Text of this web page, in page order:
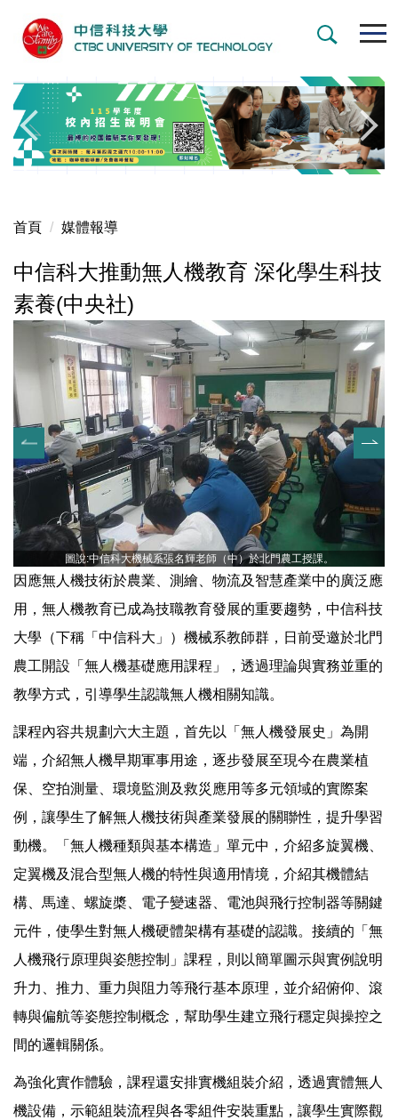
內
容
區
首頁 媒體報導
中信科大推動無人機教育 深化學生科技
素養(中央社)
圖說:中信科大機械系張名輝老師（中）於北門農工授課。
因應無人機技術於農業、測繪、物流及智慧產業中的廣泛應
用，無人機教育已成為技職教育發展的重要趨勢，中信科技
大學（下稱「中信科大」）機械系教師群，日前受邀於北門
農工開設「無人機基礎應用課程」，透過理論與實務並重的
教學方式，引導學生認識無人機相關知識。
課程內容共規劃六大主題，首先以「無人機發展史」為開
端，介紹無人機早期軍事用途，逐步發展至現今在農業植
保、空拍測量、環境監測及救災應用等多元領域的實際案
例，讓學生了解無人機技術與產業發展的關聯性，提升學習
動機。「無人機種類與基本構造」單元中，介紹多旋翼機、
定翼機及混合型無人機的特性與適用情境，介紹其機體結
構、馬達、螺旋槳、電子變速器、電池與飛行控制器等關鍵
元件，使學生對無人機硬體架構有基礎的認識。接續的「無
人機飛行原理與姿態控制」課程，則以簡單圖示與實例說明
升力、推力、重力與阻力等飛行基本原理，並介紹俯仰、滾
轉與偏航等姿態控制概念，幫助學生建立飛行穩定與操控之
間的邏輯關係。
為強化實作體驗，課程還安排實機組裝介紹，透過實體無人
機設備，示範組裝流程與各零組件安裝重點，讓學生實際觀